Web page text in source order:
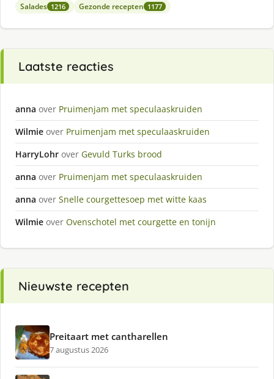
Salades 1216 Gezonde recepten 1177
Laatste reacties
anna over Pruimenjam met speculaaskruiden
Wilmie over Pruimenjam met speculaaskruiden
HarryLohr over Gevuld Turks brood
anna over Pruimenjam met speculaaskruiden
anna over Snelle courgettesoep met witte kaas
Wilmie over Ovenschotel met courgette en tonijn
Nieuwste recepten
Preitaart met cantharellen
7 augustus 2026